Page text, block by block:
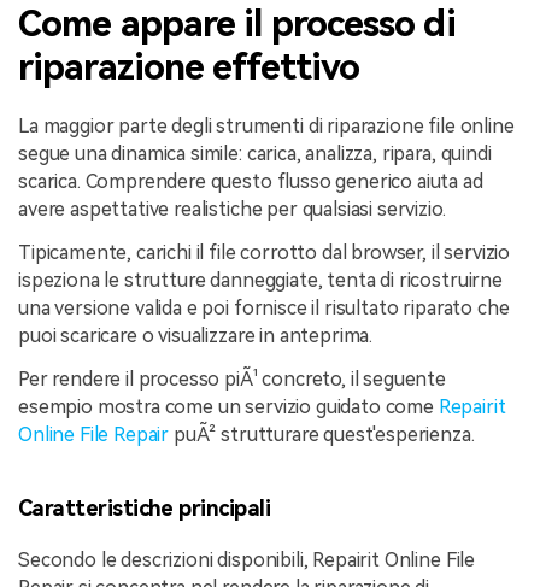
Come appare il processo di
riparazione effettivo
La maggior parte degli strumenti di riparazione file online
segue una dinamica simile: carica, analizza, ripara, quindi
scarica. Comprendere questo flusso generico aiuta ad
avere aspettative realistiche per qualsiasi servizio.
Tipicamente, carichi il file corrotto dal browser, il servizio
ispeziona le strutture danneggiate, tenta di ricostruirne
una versione valida e poi fornisce il risultato riparato che
puoi scaricare o visualizzare in anteprima.
Per rendere il processo piÃ¹ concreto, il seguente
esempio mostra come un servizio guidato come Repairit
Online File Repair puÃ² strutturare quest'esperienza.
Caratteristiche principali
Secondo le descrizioni disponibili, Repairit Online File